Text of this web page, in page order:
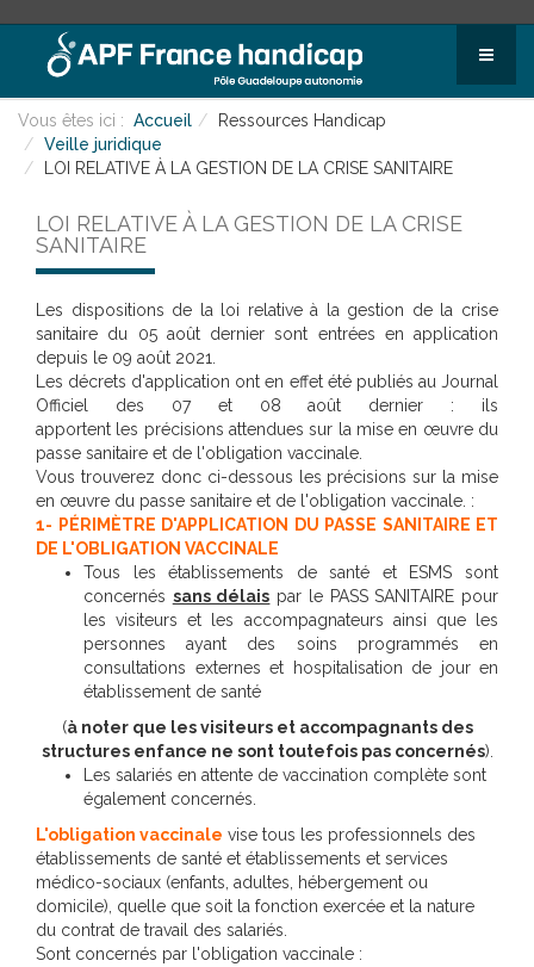
Vous êtes ici : Accueil
Ressources Handicap
Veille juridique
LOI RELATIVE À LA GESTION DE LA CRISE SANITAIRE
LOI RELATIVE À LA GESTION DE LA CRISE
SANITAIRE
Les dispositions de la loi relative à la gestion de la crise
sanitaire du 05 août dernier sont entrées en application
depuis le 09 août 2021.
Les décrets d'application ont en effet été publiés au Journal
Officiel des 07 et 08 août dernier : ils
apportent les précisions attendues sur la mise en œuvre du
passe sanitaire et de l'obligation vaccinale.
Vous trouverez donc ci-dessous les précisions sur la mise
en œuvre du passe sanitaire et de l'obligation vaccinale. :
1- PÉRIMÈTRE D'APPLICATION DU PASSE SANITAIRE ET
DE L'OBLIGATION VACCINALE
Tous les établissements de santé et ESMS sont
concernés sans délais par le PASS SANITAIRE pour
les visiteurs et les accompagnateurs ainsi que les
personnes ayant des soins programmés en
consultations externes et hospitalisation de jour en
établissement de santé
(à noter que les visiteurs et accompagnants des
structures enfance ne sont toutefois pas concernés).
Les salariés en attente de vaccination complète sont
également concernés.
L'obligation vaccinale vise tous les professionnels des
établissements de santé et établissements et services
médico-sociaux (enfants, adultes, hébergement ou
domicile), quelle que soit la fonction exercée et la nature
du contrat de travail des salariés.
Sont concernés par l'obligation vaccinale :